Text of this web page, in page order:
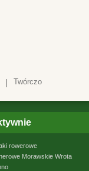
| Twórczo
rowerowe
Morawskie Wrota